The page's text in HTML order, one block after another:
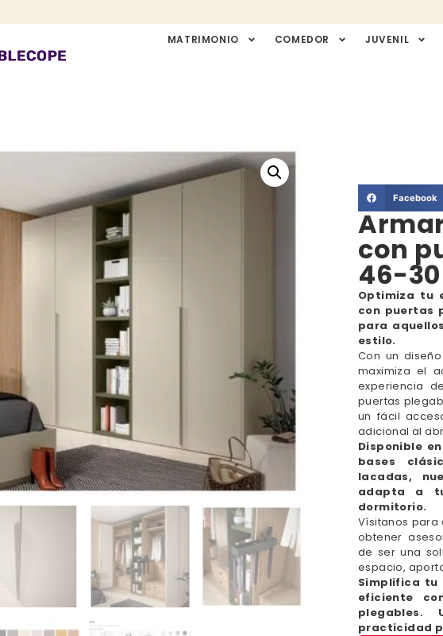
MATRIMONIO COMEDOR JUVENIL
Facebook
con
46-30
Optimiza tu
con puertas
para
estilo.
Con un
maximiza el
experiencia
puertas
un fácil
adicional al
Disponible
bases
lacadas,
adapta a
dormitorio.
Vísitanos para
obtener
de ser una
espacio,
Simplifica tu
eficiente
practicidad